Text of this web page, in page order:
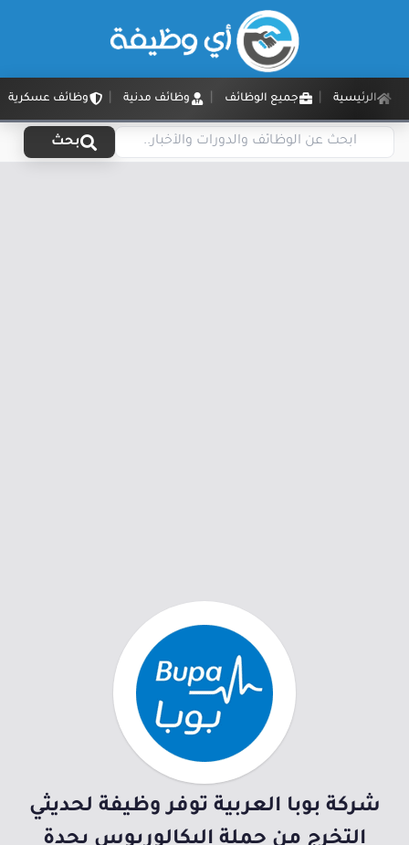
الرئيسية جميع الوظائف وظائف مدنية وظائف عسكرية
بحث
شركة بوبا العربية توفر وظيفة لحديثي
التخرج من حملة البكالوريوس بجدة